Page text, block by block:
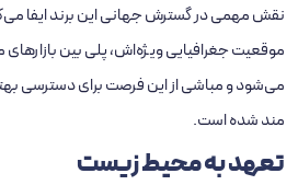
نقش مهمی در گسترش جهانی این برند ایفا
موقعیت جغرافیایی ویژه‌اش، پلی بین
می‌شود و مباشی از این فرصت برای دسترسی بهتر
‌مند شده است.
تعهد به محیط زیست